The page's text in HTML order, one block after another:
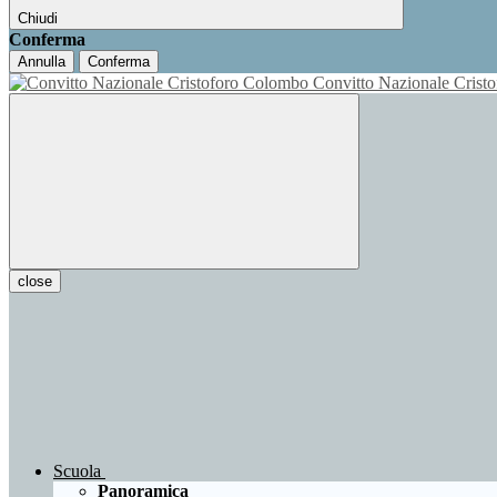
Chiudi
Conferma
Annulla Conferma
Convitto Nazionale
close
Scuola
Panoramica